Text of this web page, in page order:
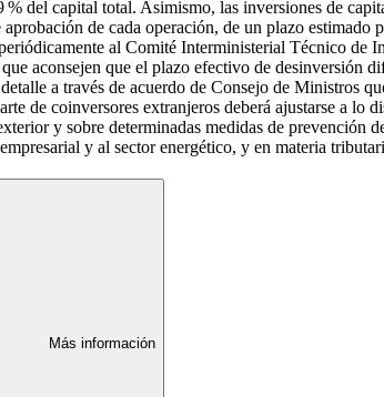
del capital total. Asimismo, las inversiones de
de cada operación, de un plazo
al Comité Interministerial Técnico de
aconsejen que el plazo efectivo de
a través de acuerdo de Consejo de Ministros
de coinversores extranjeros deberá ajustarse a
y sobre determinadas medidas de
y al sector energético, y en materia
Más información